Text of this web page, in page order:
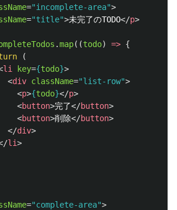
="incomplete-area">
="title">未完了のTODO</p>
.map((todo) => {
(
li key={todo}>
<div className="list-row">
<p>{todo}</p>
<button>完了</button>
<button>削除</button>
</div>
li>
="complete-area">